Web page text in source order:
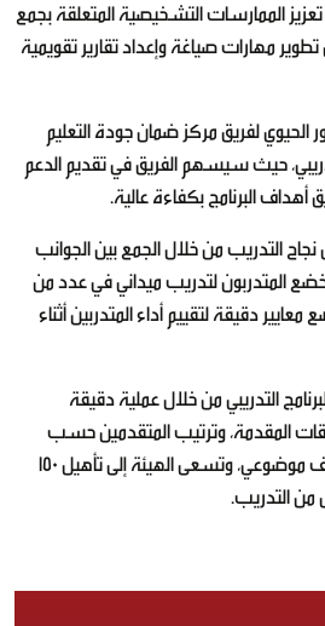
الممارسات التشخيصية المتعلقة بجمع
تطوير مهارات صياغة وإعداد تقارير تقويمية
الحيوي لفريق مركز ضمان جودة التعليم
حيث سيسهم الفريق في تقديم الدعم
البرنامج بكفاءة عالية.
التدريب من خلال الجمع بين الجوانب
المتدربون لتدريب ميداني في عدد من
دقيقة لتقييم أداء المتدربين أثناء
التدريبي من خلال عملية دقيقة
المقدمة، وترتيب المتقدمين حسب
الأولوية باستخدام نظام تصنيف موضوعي، وتسعى الهيئة إلى تأهيل 150
من التدريب.